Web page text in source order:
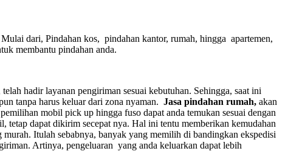
dari, Pindahan kos, pindahan kantor, rumah, hingga apartemen,
membantu pindahan anda.
hadir layanan pengiriman sesuai kebutuhan. Sehingga, saat ini
tanpa harus keluar dari zona nyaman. Jasa pindahan rumah, akan
mobil pick up hingga fuso dapat anda temukan sesuai dengan
dapat dikirim secepat nya. Hal ini tentu memberikan kemudahan
Itulah sebabnya, banyak yang memilih di bandingkan ekspedisi
Artinya, pengeluaran yang anda keluarkan dapat lebih